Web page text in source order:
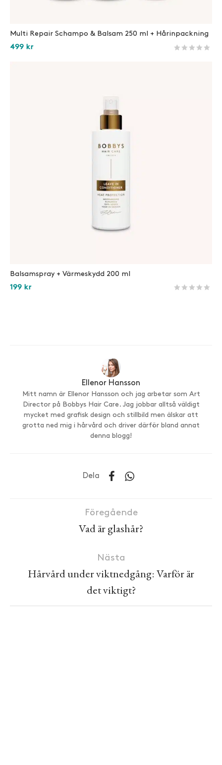
Multi Repair Schampo & Balsam 250 ml + Hårinpackning
499 kr
Balsamspray + Värmeskydd 200 ml
199 kr
Ellenor Hansson
Mitt namn är Ellenor Hansson och jag arbetar som Art
Director på Bobbys Hair Care. Jag jobbar alltså väldigt
mycket med grafisk design och stillbild men älskar att
grotta ned mig i hårvård och driver därför bland annat
denna blogg!
Dela
Föregående
Vad är glashår?
Nästa
Hårvård under viktnedgång: Varför är
det viktigt?